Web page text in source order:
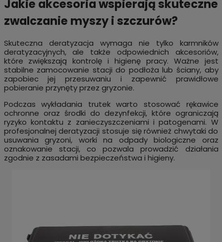
Jakie akcesoria wspierają skuteczne
zwalczanie myszy i szczurów?
Skuteczna deratyzacja wymaga nie tylko karmników
deratyzacyjnych, ale także odpowiednich akcesoriów,
które zwiększają kontrolę i higienę pracy. Ważne jest
stabilne zamocowanie stacji do podłoża lub ściany, aby
zapobiec jej przesuwaniu i zapewnić prawidłowe
pobieranie przynęty przez gryzonie.
Podczas wykładania trutek warto stosować rękawice
ochronne oraz środki do dezynfekcji, które ograniczają
ryzyko kontaktu z zanieczyszczeniami i patogenami. W
profesjonalnej deratyzacji stosuje się również chwytaki do
usuwania gryzoni, worki na odpady biologiczne oraz
oznakowanie stacji, co pozwala prowadzić działania
zgodnie z zasadami bezpieczeństwa i higieny.